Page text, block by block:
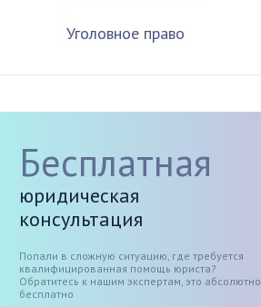
Уголовное право
Бесплатная
юридическая
консультация
Попали в сложную ситуацию, где требуется
квалифицированная помощь юриста?
Обратитесь к нашим экспертам, это абсолютно
бесплатно